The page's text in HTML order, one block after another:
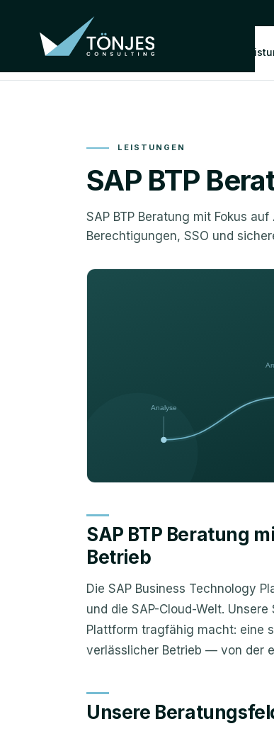
LEISTUNGEN
SAP BTP
SAP BTP Beratung mit Fokus
Berechtigungen, SSO und
SAP BTP Beratung
Betrieb
Die SAP Business Technology
und die SAP-Cloud-Welt.
Plattform tragfähig macht: eine
verlässlicher Betrieb — von der
Unsere